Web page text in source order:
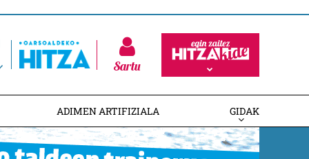
Sartu
ADIMEN ARTIFIZIALA GIDAK